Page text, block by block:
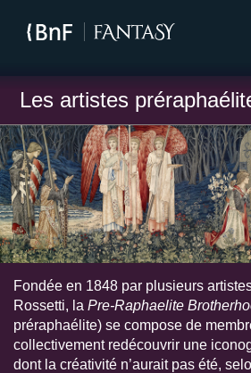
Les artistes
Fondée en 1848 par plusieurs
Rossetti, la Pre-Raphaelite
préraphaélite) se compose de
collectivement redécouvrir une
dont la créativité n’aurait pas été,